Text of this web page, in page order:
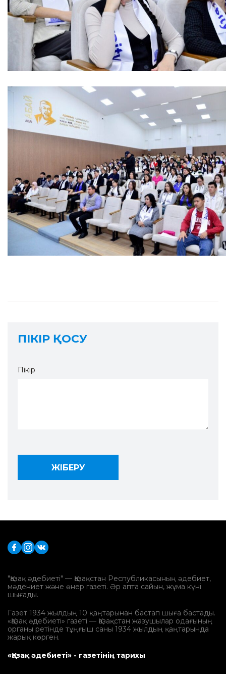
ПІКІР ҚОСУ
Пікір
"Қазақ әдебиеті" — Қазақстан Республикасының әдебиет,
мәдениет және өнер газеті. Әр апта сайын, жұма күні
шығады.
Газет 1934 жылдың 10 қаңтарынан бастап шыға бастады.
«Қазақ әдебиеті» газеті — Қазақстан жазушылар одағының
органы ретінде тұңғыш саны 1934 жылдың қаңтарында
жарық көрген.
«Қазақ әдебиеті» - газетінің тарихы